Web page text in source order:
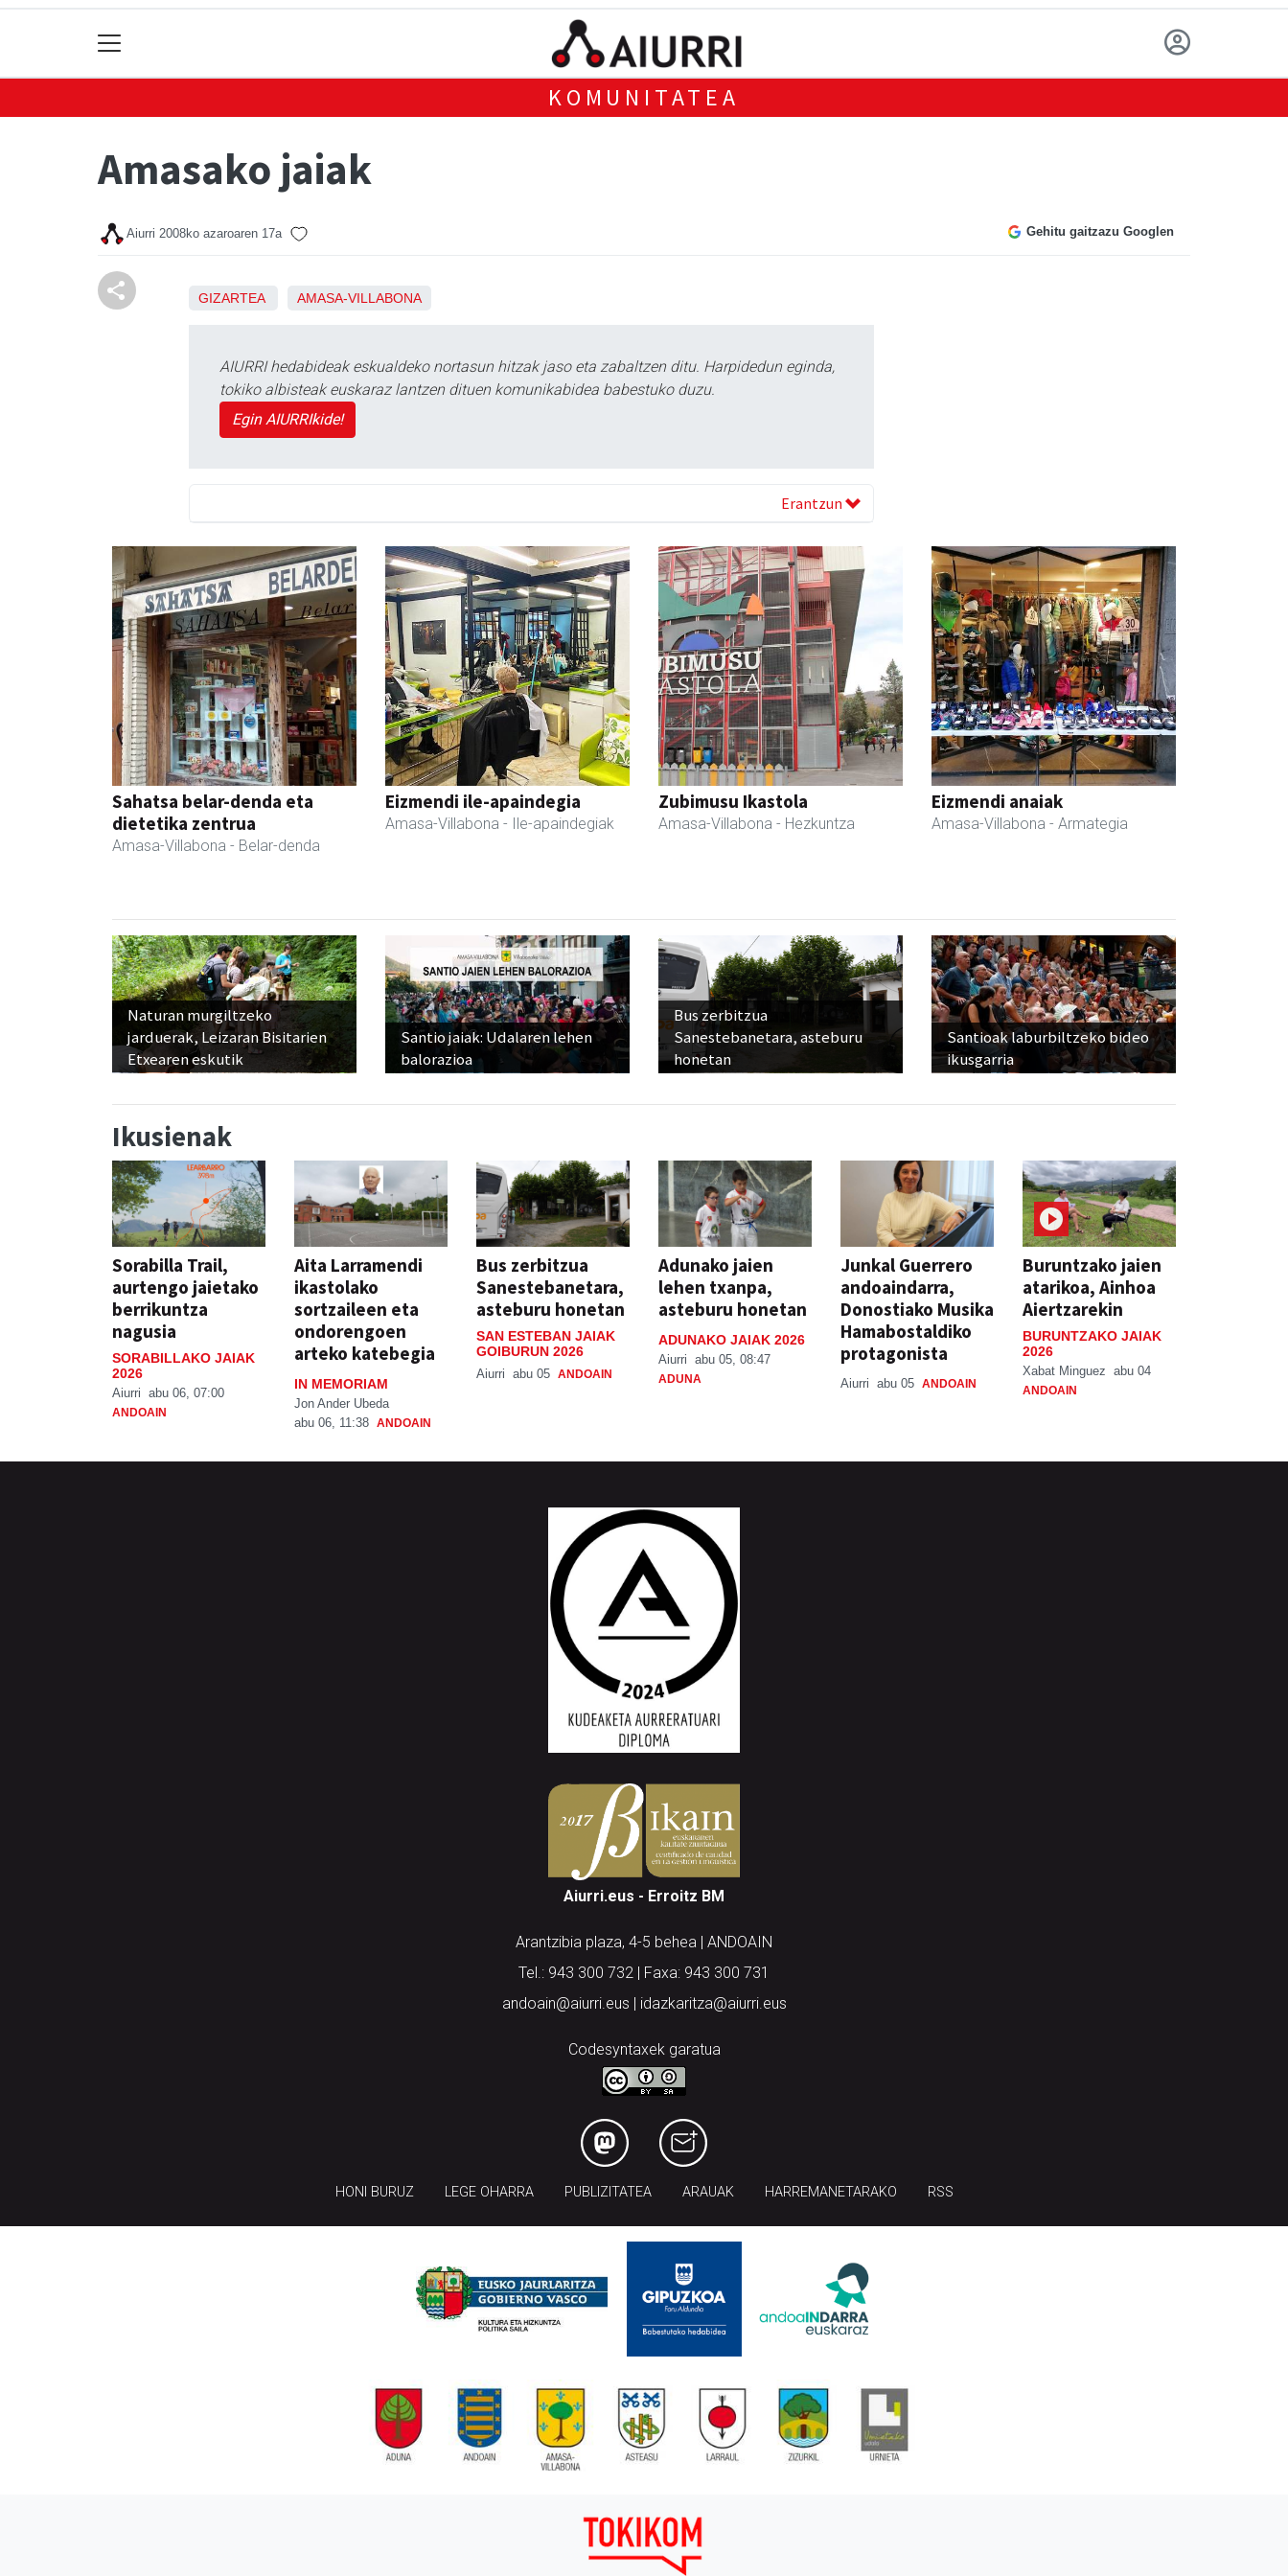
KOMUNITATEA
Amasako jaiak
Aiurri 2008ko azaroaren 17a Gehitu gaitzazu Googlen
GIZARTEA AMASA-VILLABONA
AIURRI hedabideak eskualdeko nortasun hitzak jaso eta zabaltzen ditu. Harpidedun eginda,
tokiko albisteak euskaraz lantzen dituen komunikabidea babestuko duzu.
Egin AIURRIkide!
Erantzun
Sahatsa belar-denda eta
dietetika zentrua
Amasa-Villabona - Belar-denda
Eizmendi ile-apaindegia
Amasa-Villabona - Ile-apaindegiak
Zubimusu Ikastola
Amasa-Villabona - Hezkuntza
Eizmendi anaiak
Amasa-Villabona - Armategia
Naturan murgiltzeko
jarduerak, Leizaran Bisitarien
Etxearen eskutik
Santio jaiak: Udalaren lehen
balorazioa
Bus zerbitzua
Sanestebanetara, asteburu
honetan
Santioak laburbiltzeko bideo
ikusgarria
Ikusienak
Sorabilla Trail,
aurtengo jaietako
berrikuntza
nagusia
SORABILLAKO JAIAK
2026
Aiurri abu 06, 07:00
ANDOAIN
Aita Larramendi
ikastolako
sortzaileen eta
ondorengoen
arteko katebegia
IN MEMORIAM
Jon Ander Ubeda
abu 06, 11:38 ANDOAIN
Bus zerbitzua
Sanestebanetara,
asteburu honetan
SAN ESTEBAN JAIAK
GOIBURUN 2026
Aiurri abu 05 ANDOAIN
Adunako jaien
lehen txanpa,
asteburu honetan
ADUNAKO JAIAK 2026
Aiurri abu 05, 08:47
ADUNA
Junkal Guerrero
andoaindarra,
Donostiako Musika
Hamabostaldiko
protagonista
Aiurri abu 05 ANDOAIN
Buruntzako jaien
atarikoa, Ainhoa
Aiertzarekin
BURUNTZAKO JAIAK
2026
Xabat Minguez abu 04
ANDOAIN
Aiurri.eus - Erroitz BM
Arantzibia plaza, 4-5 behea | ANDOAIN
Tel.: 943 300 732 | Faxa: 943 300 731
andoain@aiurri.eus | idazkaritza@aiurri.eus
Codesyntaxek garatua
HONI BURUZ LEGE OHARRA PUBLIZITATEA ARAUAK HARREMANETARAKO RSS